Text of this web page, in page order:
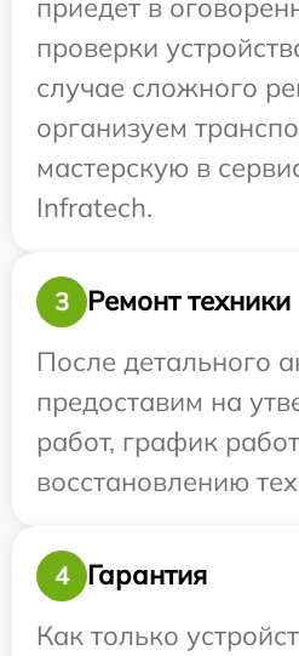
проверки
случае сложного
организуем
мастерскую в
Infratech.
3
Ремонт техники
После детального
предоставим на
работ, график
восстановлению
4
Гарантия
Как только